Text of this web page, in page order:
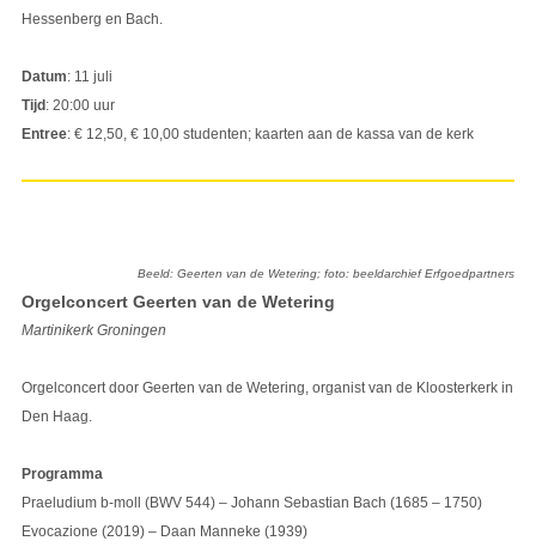
Hessenberg en Bach.
Datum: 11 juli
Tijd : 20:00 uur
Entree: € 12,50, € 10,00 studenten; kaarten aan de kassa van de kerk
Beeld: Geerten van de Wetering; foto: beeldarchief Erfgoedpartners
Orgelconcert Geerten van de Wetering
Martinikerk Groningen
Orgelconcert door Geerten van de Wetering, organist van de Kloosterkerk in
Den Haag.
Programma
Praeludium b-moll (BWV 544) – Johann Sebastian Bach (1685 – 1750)
Evocazione (2019) – Daan Manneke (1939)